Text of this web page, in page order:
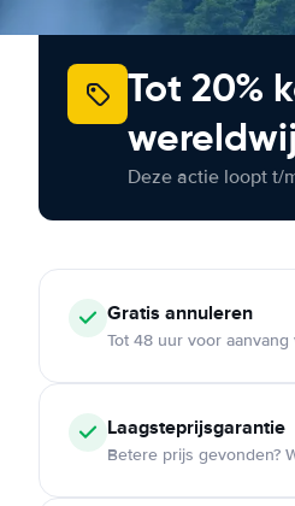
Tot 20%
Deze actie loopt t/
Gratis annuleren
Tot 48 uur voor
Laagsteprijsgarantie
Betere prijs gevonden?